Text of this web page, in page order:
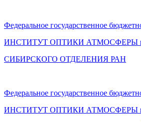
Федеральное государственное
ИНСТИТУТ ОПТИКИ АТМОСФЕРЫ
СИБИРСКОГО ОТДЕЛЕНИЯ РАН
Федеральное государственное
ИНСТИТУТ ОПТИКИ АТМОСФЕРЫ